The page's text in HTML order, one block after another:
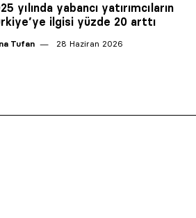
yılında yabancı yatırımcıların
ilgisi yüzde 20 arttı
Tufan 28 Haziran 2026